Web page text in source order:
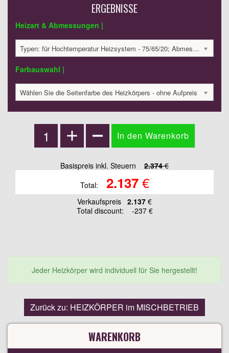
ERGEBNISSE
Heizart & Abmessungen |
Typen: für Hochtemperatur Heizsystem - 75/65/20; Abmessungen: 1800x495x60 mm; 993 Watt:; 2374.05 €
Farbauswahl |
Wählen Sie die Seitenfarbe des Heizkörpers - ohne Aufpreis
Basispreis inkl. Steuern 2.374€
Total:
2.137€
Verkaufspreis 2.137 €
Total discount:
-237 €
Jeder Heizkörper wird individuell für Sie hergestellt!
Zurück zu: HEIZKÖRPER im MISCHBETRIEB
WARENKORB